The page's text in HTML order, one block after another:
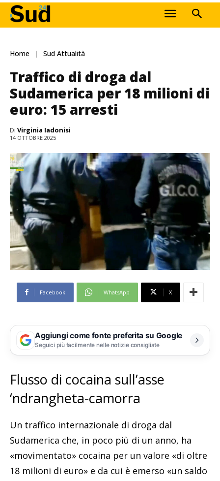
Home Sud Attualità
Traffico di droga dal
Sudamerica per 18 milioni di
euro: 15 arresti
Di Virginia Iadonisi
14 OTTOBRE 2025
Facebook WhatsApp X
Aggiungi come fonte preferita su Google
Seguici più facilmente nelle notizie consigliate
Flusso di cocaina sull’asse
‘ndrangheta-camorra
Un traffico internazionale di droga dal
Sudamerica che, in poco più di un anno, ha
«movimentato» cocaina per un valore «di oltre
18 milioni di euro» e da cui è emerso «un saldo